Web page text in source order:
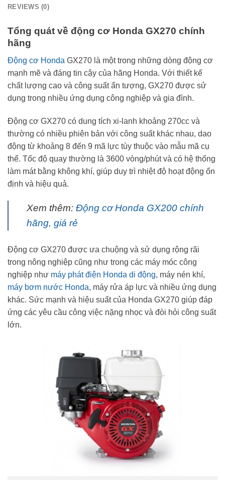
REVIEWS (0)
Tổng quát về động cơ Honda GX270 chính
hãng
Động cơ Honda GX270 là một trong những dòng động cơ
mạnh mẽ và đáng tin cậy của hãng Honda. Với thiết kế
chất lượng cao và công suất ấn tượng, GX270 được sử
dụng trong nhiều ứng dụng công nghiệp và gia đình.
Động cơ GX270 có dung tích xi-lanh khoảng 270cc và
thường có nhiều phiên bản với công suất khác nhau, dao
động từ khoảng 8 đến 9 mã lực tùy thuộc vào mẫu mã cụ
thể. Tốc độ quay thường là 3600 vòng/phút và có hệ thống
làm mát bằng không khí, giúp duy trì nhiệt độ hoạt động ổn
định và hiệu quả.
Xem thêm: Động cơ Honda GX200 chính
hãng, giá rẻ
Động cơ GX270 được ưa chuộng và sử dụng rộng rãi
trong nông nghiệp cũng như trong các máy móc công
nghiệp như máy phát điện Honda di động, máy nén khí,
máy bơm nước Honda, máy rửa áp lực và nhiều ứng dụng
khác. Sức mạnh và hiệu suất của Honda GX270 giúp đáp
ứng các yêu cầu công việc nặng nhọc và đòi hỏi công suất
lớn.